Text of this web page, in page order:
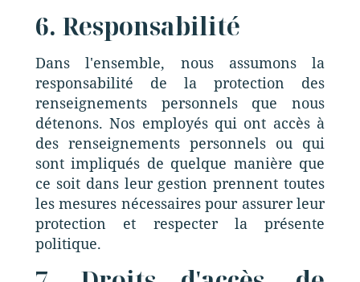
6. Responsabilité
Dans l'ensemble, nous assumons la
responsabilité de la protection des
renseignements personnels que nous
détenons. Nos employés qui ont accès à
des renseignements personnels ou qui
sont impliqués de quelque manière que
ce soit dans leur gestion prennent toutes
les mesures nécessaires pour assurer leur
protection et respecter la présente
politique.